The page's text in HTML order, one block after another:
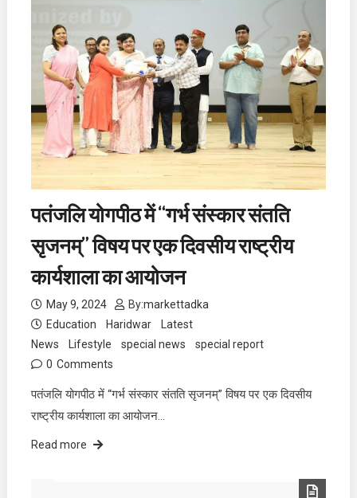
पतंजलि योगपीठ में “गर्भ संस्कार संतति
सृजनम्” विषय पर एक दिवसीय राष्ट्रीय
कार्यशाला का आयोजन
May 9, 2024 By:markettadka
Education
Haridwar
Latest
News
Lifestyle special news
special report
0 Comments
पतंजलि योगपीठ में “गर्भ संस्कार संतति सृजनम्” विषय पर एक दिवसीय
राष्ट्रीय कार्यशाला का आयोजन…
Read more